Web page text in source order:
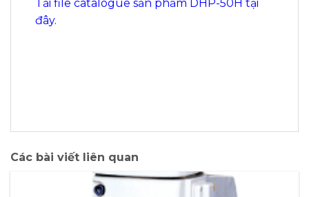
Tải file catalogue sản phẩm DHP-50H tại
đây.
Các bài viết liên quan